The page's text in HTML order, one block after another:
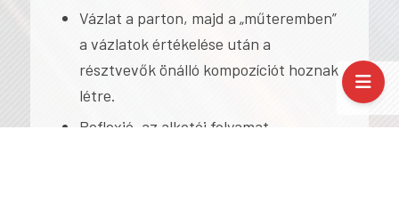
Vázlat a parton, majd a „műteremben”
a vázlatok értékelése után a
résztvevők önálló kompozíciót hoznak
létre.
Reflexió, az alkotói folyamat